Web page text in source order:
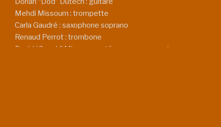
Mehdi Missoum : trompette
Carla Gaudré : saxophone soprano
Renaud Perrot : trombone
David “Coach” Mimey : sax ténor, arrangements